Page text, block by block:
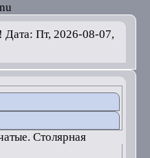
Дата: Пт, 2026-08-07,
Столярная